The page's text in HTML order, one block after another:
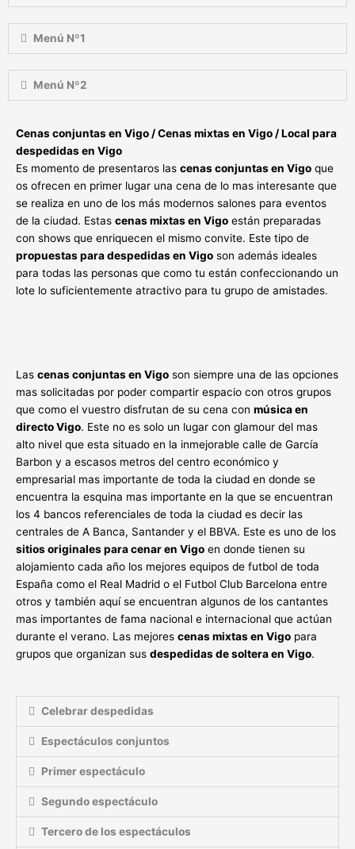
Menú Nº1
Menú Nº2
Cenas conjuntas en Vigo / Cenas mixtas en Vigo / Local para
despedidas en Vigo
Es momento de presentaros las cenas conjuntas en Vigo que
os ofrecen en primer lugar una cena de lo mas interesante que
se realiza en uno de los más modernos salones para eventos
de la ciudad. Estas cenas mixtas en Vigo están preparadas
con shows que enriquecen el mismo convite. Este tipo de
propuestas para despedidas en Vigo son además ideales
para todas las personas que como tu están confeccionando un
lote lo suficientemente atractivo para tu grupo de amistades.
Las cenas conjuntas en Vigo son siempre una de las opciones
mas solicitadas por poder compartir espacio con otros grupos
que como el vuestro disfrutan de su cena con música en
directo Vigo. Este no es solo un lugar con glamour del mas
alto nivel que esta situado en la inmejorable calle de García
Barbon y a escasos metros del centro económico y
empresarial mas importante de toda la ciudad en donde se
encuentra la esquina mas importante en la que se encuentran
los 4 bancos referenciales de toda la ciudad es decir las
centrales de A Banca, Santander y el BBVA. Este es uno de los
sitios originales para cenar en Vigo en donde tienen su
alojamiento cada año los mejores equipos de futbol de toda
España como el Real Madrid o el Futbol Club Barcelona entre
otros y también aquí se encuentran algunos de los cantantes
mas importantes de fama nacional e internacional que actúan
durante el verano. Las mejores cenas mixtas en Vigo para
grupos que organizan sus despedidas de soltera en Vigo.
Celebrar despedidas
Espectáculos conjuntos
Primer espectáculo
Segundo espectáculo
Tercero de los espectáculos